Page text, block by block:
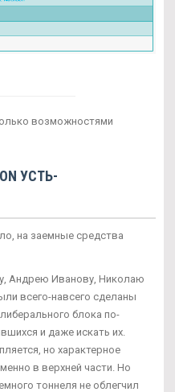
возможностями
УСТЬ-
на заемные средства
Андрею Иванову, Николаю
всего-навсего сделаны
блока по-
и даже искать их.
но характерное
в верхней части. Но
тоннеля не облегчил